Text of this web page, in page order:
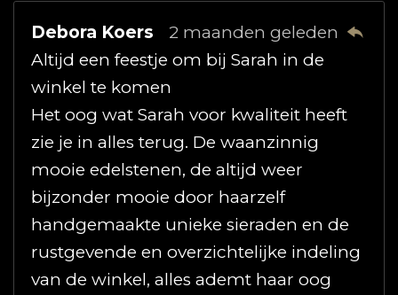
Debora Koers
2 maanden geleden
Altijd een feestje om bij Sarah in de
winkel te komen
Het oog wat Sarah voor kwaliteit heeft
zie je in alles terug. De waanzinnig
mooie edelstenen, de altijd weer
bijzonder mooie door haarzelf
handgemaakte unieke sieraden en de
rustgevende en overzichtelijke indeling
van de winkel, alles ademt haar oog